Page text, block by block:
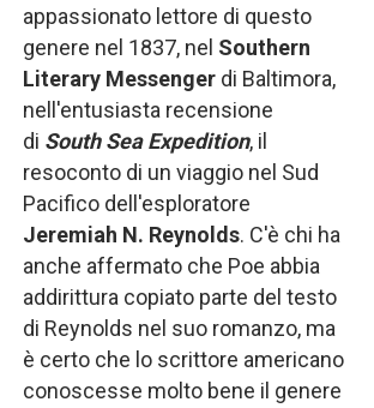
appassionato lettore di questo
genere nel 1837, nel Southern
Literary Messengerdi Baltimora,
nell'entusiasta recensione
di South Sea Expedition, il
resoconto di un viaggio nel Sud
Pacifico dell'esploratore
Jeremiah N. Reynolds. C'è chi ha
anche affermato che Poe abbia
addirittura copiato parte del testo
di Reynolds nel suo romanzo, ma
è certo che lo scrittore americano
conoscesse molto bene il genere